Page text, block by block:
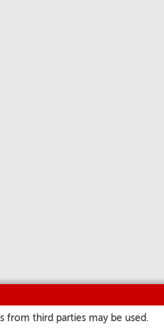
from third parties may be used.